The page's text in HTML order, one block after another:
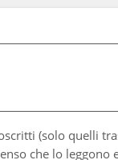
(solo quelli
che lo